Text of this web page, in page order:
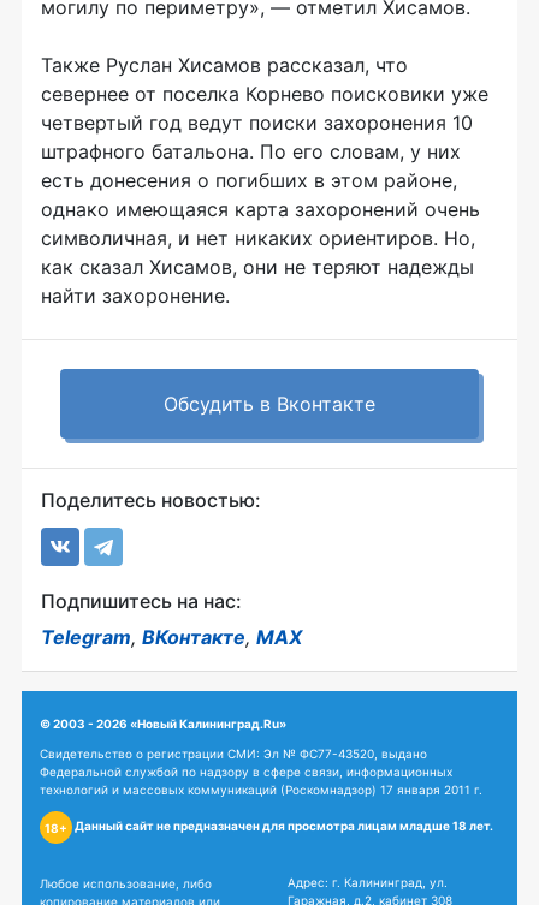
могилу по периметру», — отметил Хисамов.
Также Руслан Хисамов рассказал, что
севернее от поселка Корнево поисковики уже
четвертый год ведут поиски захоронения 10
штрафного батальона. По его словам, у них
есть донесения о погибших в этом районе,
однако имеющаяся карта захоронений очень
символичная, и нет никаких ориентиров. Но,
как сказал Хисамов, они не теряют надежды
найти захоронение.
Обсудить в Вконтакте
Поделитесь новостью:
Подпишитесь на нас:
Telegram, ВКонтакте, MAX
© 2003 - 2026 «Новый Калининград.Ru»
Свидетельство о регистрации СМИ: Эл № ФС77-43520, выдано
Федеральной службой по надзору в сфере связи, информационных
технологий и массовых коммуникаций (Роскомнадзор) 17 января 2011 г.
18+ Данный сайт не предназначен для просмотра лицам младше 18 лет.
Любое использование, либо
копирование материалов или
Адрес: г. Калининград, ул.
Гаражная, д.2, кабинет 308